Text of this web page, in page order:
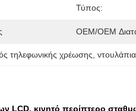
Τύπος:
OEM/OEM
τηλεφωνικής χρέωσης ,
LCD, κινητό περίπτερο